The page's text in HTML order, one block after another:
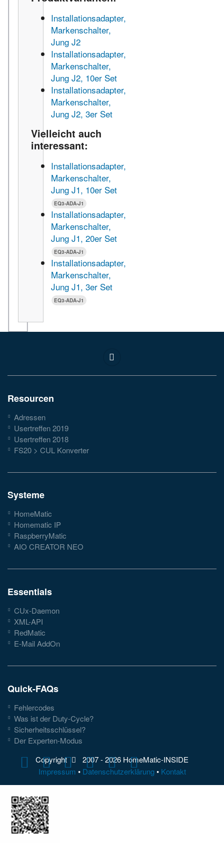
Installationsadapter,
Markenschalter,
Jung J2
Installationsadapter,
Markenschalter,
Jung J2, 10er Set
Installationsadapter,
Markenschalter,
Jung J2, 3er Set
Vielleicht auch
interessant:
Installationsadapter,
Markenschalter,
Jung J1, 10er Set
EQ3-ADA-J1
Installationsadapter,
Markenschalter,
Jung J1, 20er Set
EQ3-ADA-J1
Installationsadapter,
Markenschalter,
Jung J1, 3er Set
EQ3-ADA-J1
Resourcen
Adressen
Usertreffen 2019
Usertreffen 2018
FS20 > CUL Konverter
Systeme
HomeMatic
Homematic IP
RaspberryMatic
AIO CREATOR NEO
Essentials
CUx-Daemon
XML-API
RedMatic
E-Mail AddOn
Quick-FAQs
Fehlercodes
Was ist der Duty-Cycle?
Sicherheitsschlüssel?
Der Experten-Modus
Copyright
2007 - 2026 HomeMatic-INSIDE
Impressum • Datenschutzerklärung• Kontakt